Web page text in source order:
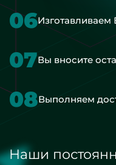
06Изготавливаем
07Вы вносите
08Выполняем
Наши